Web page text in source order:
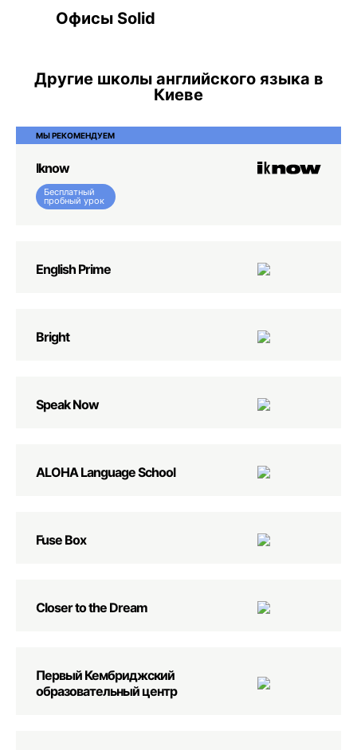
Офисы Solid
Другие школы английского языка в
Киеве
МЫ РЕКОМЕНДУЕМ
Iknow
Бесплатный
пробный урок
English Prime
Bright
Speak Now
ALOHA Language School
Fuse Box
Closer to the Dream
Первый Кембриджский
образовательный центр